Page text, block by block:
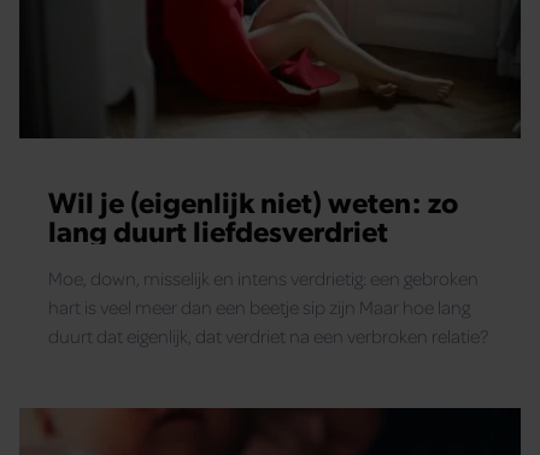
Wil je (eigenlijk niet) weten: zo
lang duurt liefdesverdriet
Moe, down, misselijk en intens verdrietig: een gebroken
hart is veel meer dan een beetje sip zijn Maar hoe lang
duurt dat eigenlijk, dat verdriet na een verbroken relatie?